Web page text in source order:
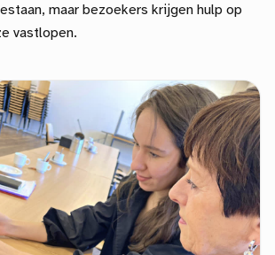
maar bezoekers krijgen hulp op
vastlopen.